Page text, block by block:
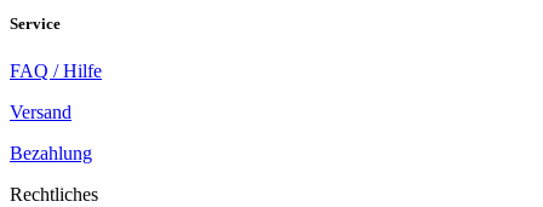
Service
FAQ / Hilfe
Versand
Bezahlung
Rechtliches